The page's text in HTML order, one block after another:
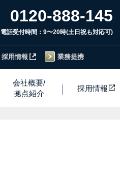
0120-888-145
電話受付時間：9〜20時(土日祝も対応可)
採用情報 業務提携
会社概要/
拠点紹介
採用情報